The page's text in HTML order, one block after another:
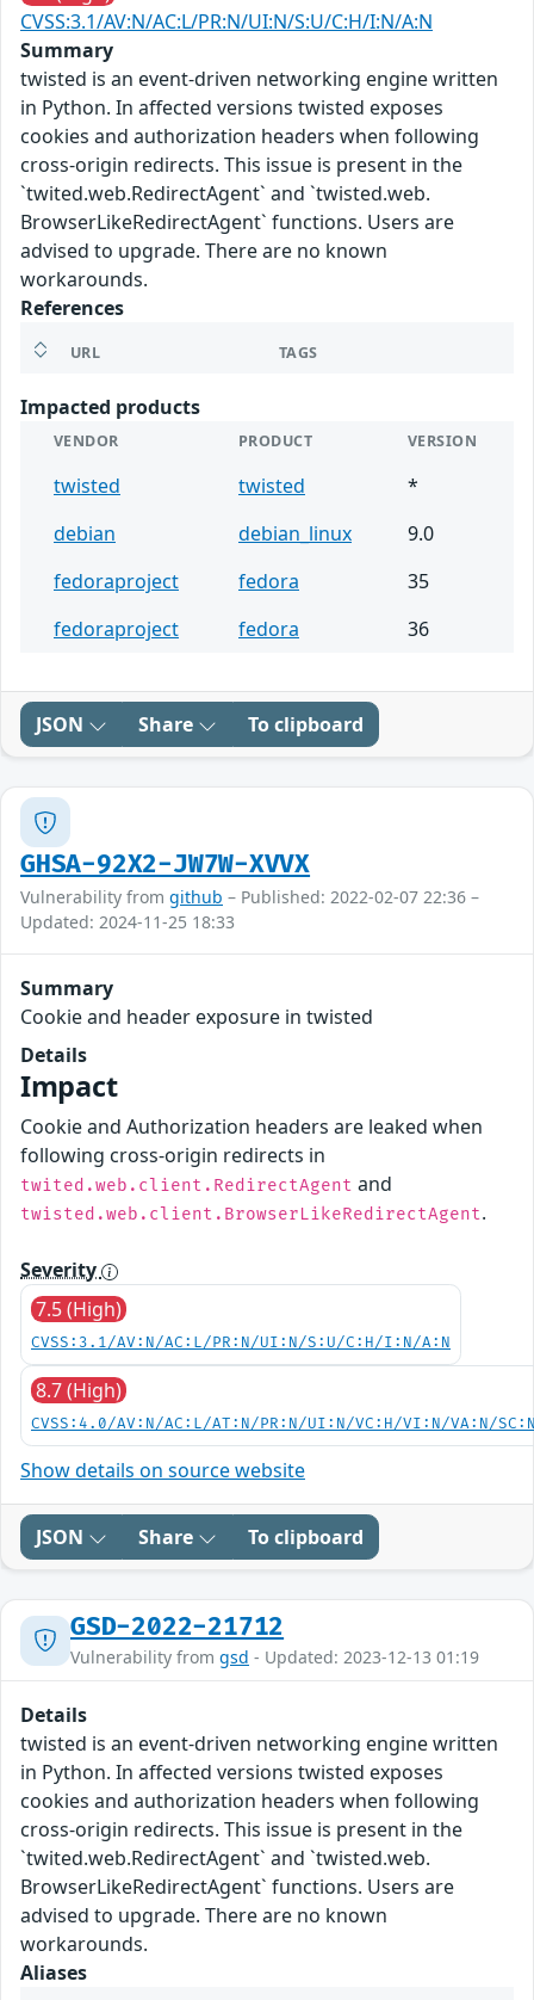
CVSS:3.1/AV:N/AC:L/PR:N/UI:N/S:U/C:H/I:N/A:N
Summary
twisted is an event-driven networking engine written
in Python. In affected versions twisted exposes
cookies and authorization headers when following
cross-origin redirects. This issue is present in the
`twited.web.RedirectAgent` and `twisted.web.
BrowserLikeRedirectAgent` functions. Users are
advised to upgrade. There are no known
workarounds.
References
URL TAGS
Impacted products
VENDOR PRODUCT VERSION
twisted twisted
*
debian
debian_linux
9.0
fedoraproject
fedora
35
fedoraproject
fedora 36
JSON Share To clipboard
GHSA-92X2-JW7W-XVVX
Vulnerability from github – Published: 2022-02-07 22:36 –
Updated: 2024-11-25 18:33
Summary
Cookie and header exposure in twisted
Details
Impact
Cookie and Authorization headers are leaked when
following cross-origin redirects in
twited.web.client.RedirectAgent and
twisted.web.client.BrowserLikeRedirectAgent.
Severity
7.5 (High)
CVSS:3.1/AV:N/AC:L/PR:N/UI:N/S:U/C:H/I:N/A:N
8.7 (High)
CVSS:4.0/AV:N/AC:L/AT:N/PR:N/UI:N/VC:H/VI:N/VA:N/
Show details on source website
JSON Share To clipboard
GSD-2022-21712
Vulnerability from gsd - Updated: 2023-12-13 01:19
Details
twisted is an event-driven networking engine written
in Python. In affected versions twisted exposes
cookies and authorization headers when following
cross-origin redirects. This issue is present in the
`twited.web.RedirectAgent` and `twisted.web.
BrowserLikeRedirectAgent` functions. Users are
advised to upgrade. There are no known
workarounds.
Aliases